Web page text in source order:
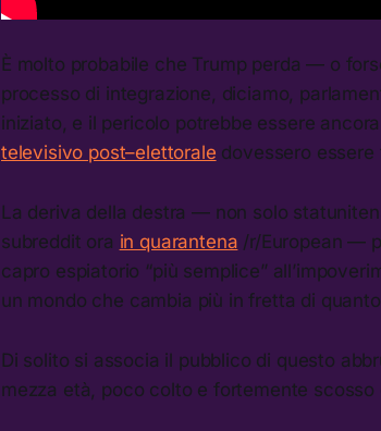
È molto probabile che Trump perda — o
processo di integrazione, diciamo,
iniziato, e il pericolo potrebbe essere
televisivo post–elettorale dovessero essere
La deriva della destra — non solo
subreddit ora in quarantena /r/European —
capro espiatorio “più semplice”
un mondo che cambia più in fretta di
Di solito si associa il pubblico di questo
mezza età, poco colto e fortemente scosso